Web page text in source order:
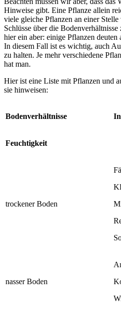
Hinweise gibt. Eine Pflanze allein
viele gleiche Pflanzen an einer
Schlüsse über die
hier ein aber: einige Pflanzen
In diesem Fall ist es wichtig, auch
zu halten. Je mehr verschiedene
hat man.
Hier ist eine Liste mit Pflanzen und
sie hinweisen:
Bodenverhältnisse
Feuchtigkeit
trockener Boden
nasser Boden